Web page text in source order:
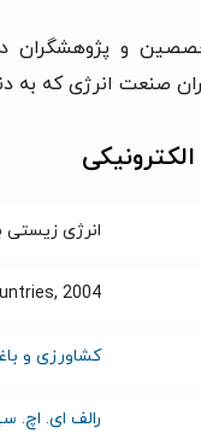
و پژوهشگران
صنعت انرژی که به
انرژی
2004
کشاورزی و
رالف ای. اچ.